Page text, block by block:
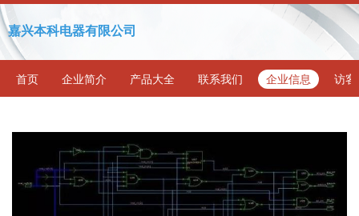
嘉兴本科电器有限公司
首页 企业简介 产品大全 联系我们 企业信息 访客